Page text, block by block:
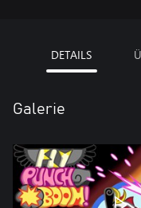
DETAILS
Galerie